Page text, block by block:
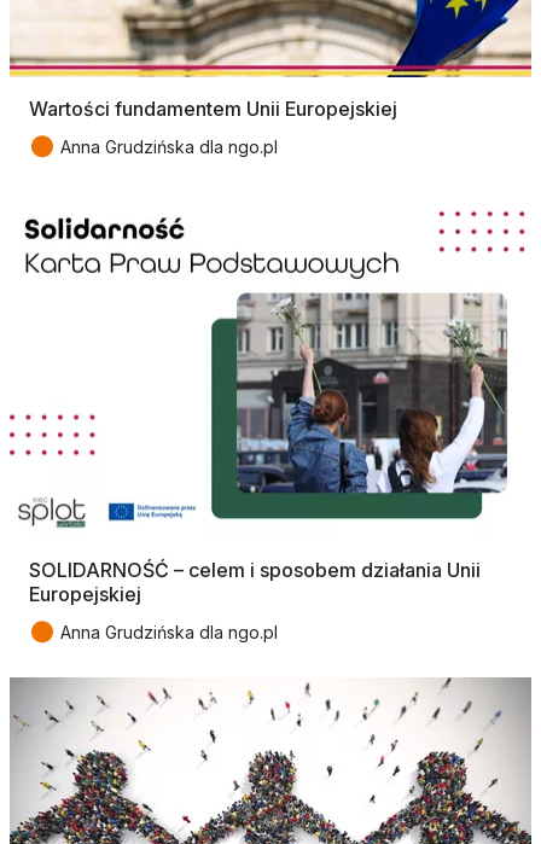
Wartości fundamentem Unii Europejskiej
● Anna Grudzińska dla ngo.pl
SOLIDARNOŚĆ – celem i sposobem działania Unii
Europejskiej
● Anna Grudzińska dla ngo.pl